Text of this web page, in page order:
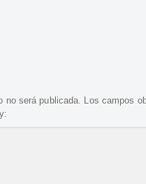
no será publicada. Los campos